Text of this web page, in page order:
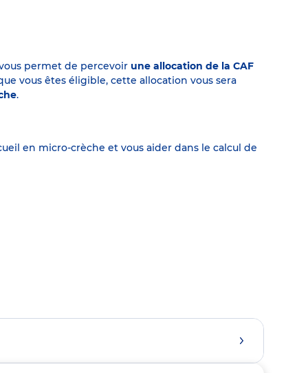
permet de percevoir une allocation de la CAF
vous êtes éligible, cette allocation vous sera
.
en micro-crèche et vous aider dans le calcul de